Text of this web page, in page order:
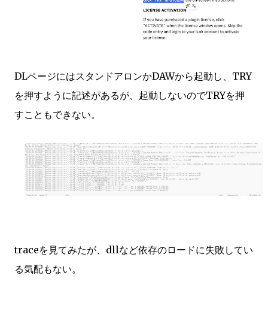
DLページにはスタンドアロンかDAWから起動し、TRY
を押すように記述があるが、起動しないのでTRYを押
すこともできない。
traceを見てみたが、dllなど依存のロードに失敗してい
る気配もない。